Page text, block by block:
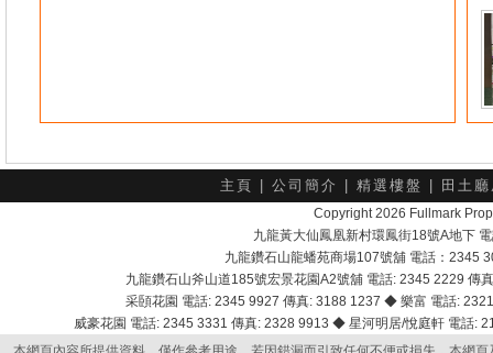
主頁 公司簡介 精選樓盤 田土
Copyright 2026 Fullmark
九龍黃大仙鳳凰新村環鳳街18號A地下
九龍鑽石山龍蟠苑商場107號舖 電話：2345
九龍鑽石山斧山道185號宏景花園A2號舖 電話: 2345 2229
采頣花園 電話: 2345 9927 傳真: 3188 1237 ◆ 樂富 電話:
威豪花園 電話: 2345 3331 傳真: 2328 9913 ◆ 星河明居/悅庭軒 電話